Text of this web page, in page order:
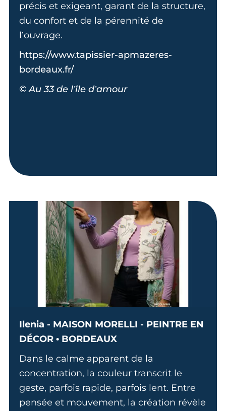
précis et exigeant, garant de la structure,
du confort et de la pérennité de
l’ouvrage.
https://www.tapissier-apmazeres-
bordeaux.fr/
© Au 33 de l’île d’amour
Ilenia - MAISON MORELLI - PEINTRE EN
DÉCOR • BORDEAUX
Dans le calme apparent de la
concentration, la couleur transcrit le
geste, parfois rapide, parfois lent. Entre
pensée et mouvement, la création révèle